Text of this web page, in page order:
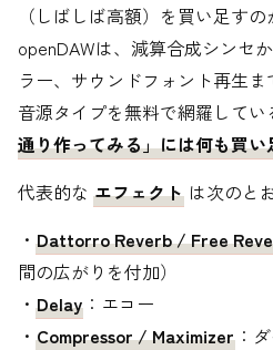
（しばしば高額）を買い足す
openDAWは、減算合成シンセ
ラー、サウンドフォント再生
音源タイプを無料で網羅してい
通り作ってみる」には何も買
代表的な エフェクト は次のと
・ Dattorro Reverb / Free
間の広がりを付加）
・ Delay ：エコー
・ Compressor / Maximizer ：